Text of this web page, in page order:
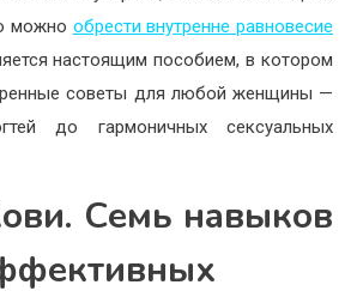
можно обрести внутренне равновесие
настоящим пособием, в котором
советы для любой женщины —
до гармоничных сексуальных
Семь навыков